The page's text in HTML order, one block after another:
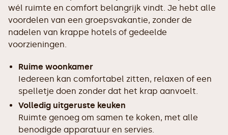
wél ruimte en comfort belangrijk vindt. Je hebt alle
voordelen van een groepsvakantie, zonder de
nadelen van krappe hotels of gedeelde
voorzieningen.
Ruime woonkamer
Iedereen kan comfortabel zitten, relaxen of een
spelletje doen zonder dat het krap aanvoelt.
Volledig uitgeruste keuken
Ruimte genoeg om samen te koken, met alle
benodigde apparatuur en servies.